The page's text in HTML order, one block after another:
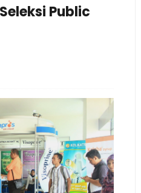
Public